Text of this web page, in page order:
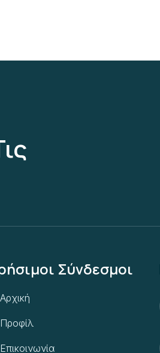
Σύνδεσμοι
Αρχική
Προφίλ
Επικοινωνία